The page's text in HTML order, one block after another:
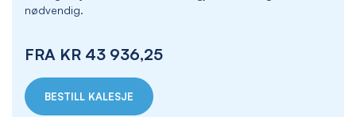
nødvendig.
FRA KR 43 936,25
BESTILL KALESJE